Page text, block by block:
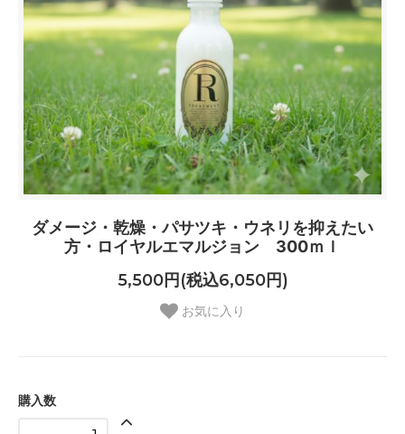
ダメージ・乾燥・パサツキ・ウネリを抑えたい
方・ロイヤルエマルジョン 300ｍｌ
5,500円(税込6,050円)
お気に入り
購入数